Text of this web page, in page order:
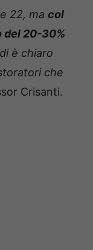
22, ma col
del 20-30%
è chiaro
che
Crisanti.